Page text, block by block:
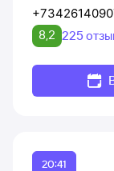
8,2 225
20:41